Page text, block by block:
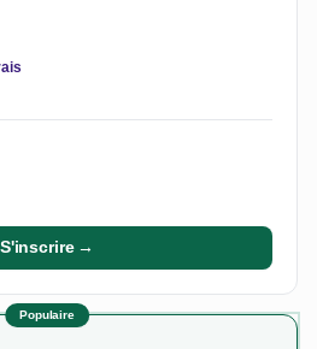
S'inscrire →
Populaire